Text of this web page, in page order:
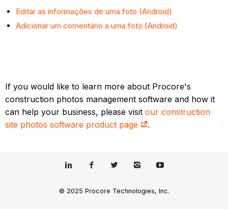
Editar as informações de uma foto (Android)
Adicionar um comentário a uma foto (Android)
If you would like to learn more about Procore's
construction photos management software and how it
can help your business, please visitour construction
site photos software product page
.
© 2025 Procore Technologies, Inc.